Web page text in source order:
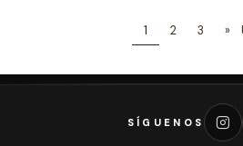
1 2 3 »
SÍGUENOS